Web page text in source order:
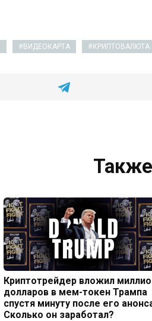
ВИДЕОКАРТА КРИПТОВАЛЮТА
Криптотрейдер вложил
долларов в мем-токен Трампа
спустя минуту после его
Сколько он заработал?